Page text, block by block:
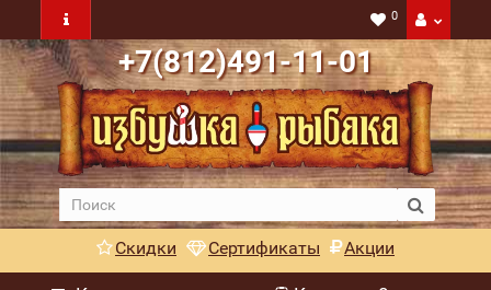
0
+7(812)491-11-01
Скидки Сертификаты Акции